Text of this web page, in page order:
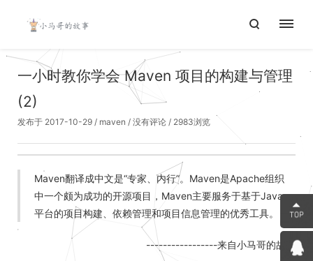
一小时教你学会 Maven 项目的构建与管理
(2)
发布于 2017-10-29 / maven / 没有评论 / 2983浏览
Maven翻译成中文是“专家、内行”。Maven是Apache组织
中一个颇为成功的开源项目，Maven主要服务于基于Java
平台的项目构建、依赖管理和项目信息管理的优秀工具。
-----------------来自小马哥的故事